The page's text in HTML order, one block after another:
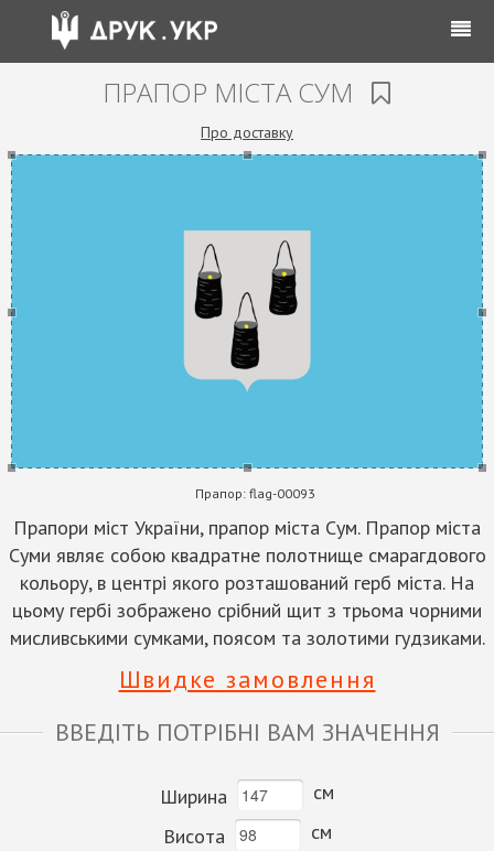
ПРАПОР МІСТА СУМ
Про доставку
Прапор: flag-00093
Прапори міст України, прапор міста Сум. Прапор міста
Суми являє собою квадратне полотнище смарагдового
кольору, в центрі якого розташований герб міста. На
цьому гербі зображено срібний щит з трьома чорними
мисливськими сумками, поясом та золотими гудзиками.
Швидке замовлення
ВВЕДІТЬ ПОТРІБНІ ВАМ ЗНАЧЕННЯ
Ширина
см
Висота
см